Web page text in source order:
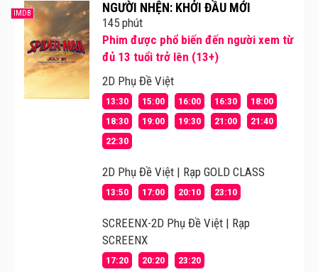
IMDB NGƯỜI NHỆN: KHỞI ĐẦU MỚI
145 phút
Phim được phổ biến đến người xem từ
đủ 13 tuổi trở lên (13+)
2D Phụ Đề Việt
13:30 15:00 16:00 16:30
18:00
18:30
19:00 19:30 21:00
21:40
22:30
2D Phụ Đề Việt | Rạp GOLD CLASS
13:50 17:00 20:10 23:10
SCREENX-2D Phụ Đề Việt | Rạp
SCREENX
17:20 20:20 23:20